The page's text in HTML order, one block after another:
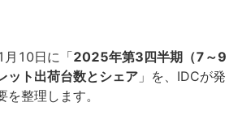
10日に「2025年第3四半期（7～9
ット出荷台数とシェア 」を、IDCが発
整理します。